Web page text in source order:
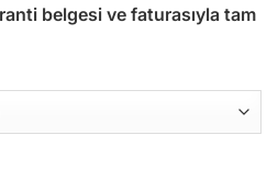
belgesi ve faturasıyla tam
Mechanical Silver Steel adet